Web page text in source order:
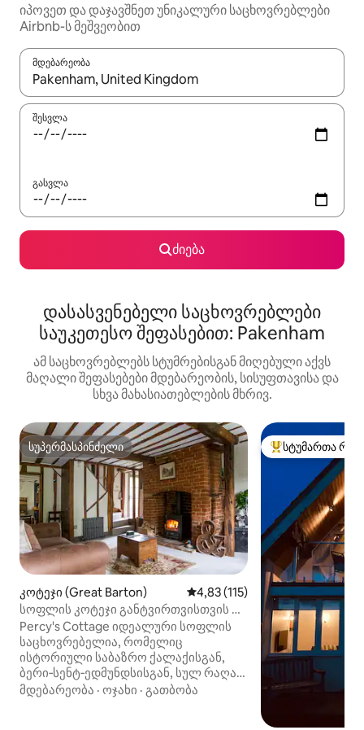
იპოვეთ და დაჯავშნეთ უნიკალური საცხოვრებლები
Airbnb-ს მეშვეობით
მდებარეობა
როცა შედეგები ხელმისაწვდომი გახდება, ნავიგაციისთვის
შესვლა
გასვლა
ძიება
დასასვენებელი საცხოვრებლები
საუკეთესო შეფასებით: Pakenham
ამ საცხოვრებლებს სტუმრებისგან მიღებული აქვს
მაღალი შეფასებები მდებარეობის, სისუფთავისა და
სხვა მახასიათებლების მხრივ.
სუპერმასპინძელი
სუპერმასპინძელი
კოტეჯი (Great Barton) საშუალო შეფასებაა 5‑დან
4,83 (115)
სოფლის კოტეჯი განტვირთვისთვის და
საუნით ბერი‑სენტ‑ედმუნდსი
Percy's Cottage იდეალური სოფლის
საცხოვრებელია, რომელიც
ისტორიული საბაზრო ქალაქისგან,
ბერი‑სენტ‑ედმუნდსისგან, სულ რაღაც
5 კილომეტრში მდებარეობს.
მდებარეობა · ოჯახი · გათბობა
სტუმართა
სტუმართა